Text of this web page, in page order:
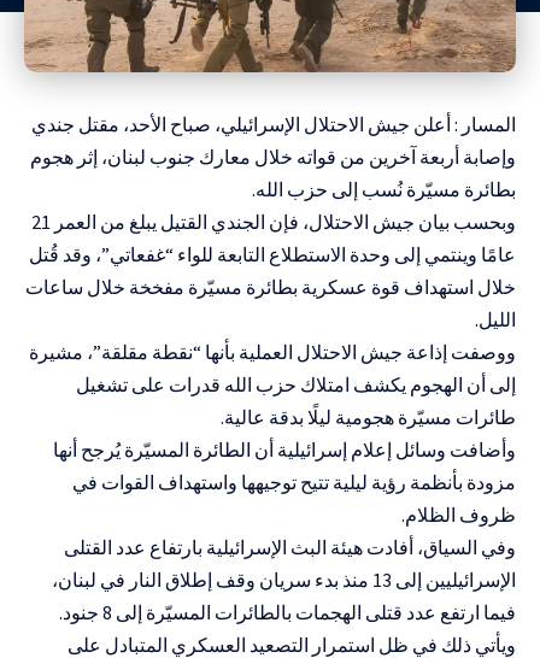
المسار : أعلن جيش الاحتلال الإسرائيلي، صباح الأحد، مقتل جندي
وإصابة أربعة آخرين من قواته خلال معارك جنوب لبنان، إثر هجوم
بطائرة مسيّرة نُسب إلى حزب الله.
وبحسب بيان جيش الاحتلال، فإن الجندي القتيل يبلغ من العمر 21
عامًا وينتمي إلى وحدة الاستطلاع التابعة للواء “غفعاتي”، وقد قُتل
خلال استهداف قوة عسكرية بطائرة مسيّرة مفخخة خلال ساعات
الليل.
ووصفت إذاعة جيش الاحتلال العملية بأنها “نقطة مقلقة”، مشيرة
إلى أن الهجوم يكشف امتلاك حزب الله قدرات على تشغيل
طائرات مسيّرة هجومية ليلًا بدقة عالية.
وأضافت وسائل إعلام إسرائيلية أن الطائرة المسيّرة يُرجح أنها
مزودة بأنظمة رؤية ليلية تتيح توجيهها واستهداف القوات في
ظروف الظلام.
وفي السياق، أفادت هيئة البث الإسرائيلية بارتفاع عدد القتلى
الإسرائيليين إلى 13 منذ بدء سريان وقف إطلاق النار في لبنان،
فيما ارتفع عدد قتلى الهجمات بالطائرات المسيّرة إلى 8 جنود.
ويأتي ذلك في ظل استمرار التصعيد العسكري المتبادل على